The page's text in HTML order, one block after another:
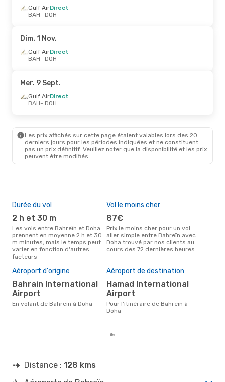
Lun. 21 Sept.- Ven. 25 Sept.
Gulf AirDirect
DOH - BAH
Gulf AirDirect
BAH- DOH
Dim. 1 Nov.
Gulf AirDirect
BAH- DOH
Mer. 9 Sept.
Gulf AirDirect
BAH- DOH
Les prix affichés sur cette page étaient valables lors des 20
derniers jours pour les périodes indiquées et ne constituent
pas un prix définitif. Veuillez noter que la disponibilité et les prix
peuvent être modifiés.
Durée du vol
2 h et 30 m
Les vols entre Bahreïn et Doha
prennent en moyenne 2 h et 30
m minutes, mais le temps peut
varier en fonction d'autres
facteurs
Vol le moins cher
87€
Prix le moins cher pour un vol
aller simple entre Bahreïn avec
Doha trouvé par nos clients au
cours des 72 dernières heures
Aéroport d'origine
Bahrain International
Airport
En volant de Bahreïn à Doha
Aéroport de destination
Hamad International
Airport
Pour l'itinéraire de Bahreïn à
Doha
Distance : 128 kms